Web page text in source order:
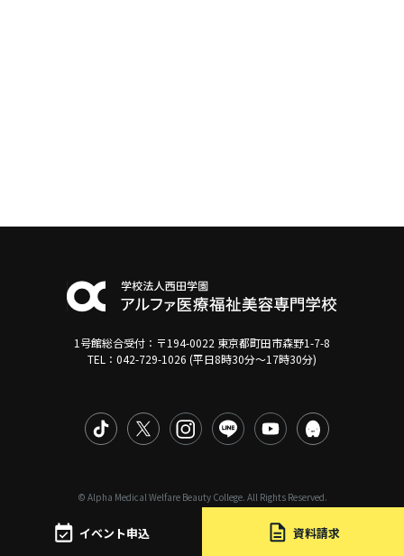
イベント申込 資料請求
1号館総合受付：〒194-0022 東京都町田市森野1-7-8
TEL：042-729-1026 (平日8時30分〜17時30分)
© Alpha Medical Welfare Beauty College. All Rights Reserved.